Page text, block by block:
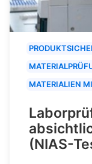
MATERIALIEN
(NIAS-